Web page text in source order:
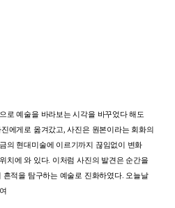
로 예술을 바라보는 시각을 바꾸었다 해도
진에게로 옮겨갔고 ,사진은 원본이라는 회화의
의 현대미술에 이르기까지 끊임없이
변화
위치에 와 있다. 이처럼 사진의 발견은 순간을
흔적을 탐구하는 예술로 진화하였다. 오늘날